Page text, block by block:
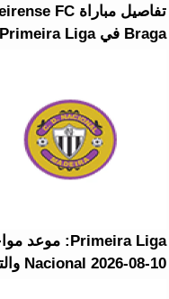
Braga في Primeira Liga والمعلق
Nacional 2026-08-10 والتشكيل المتوقع